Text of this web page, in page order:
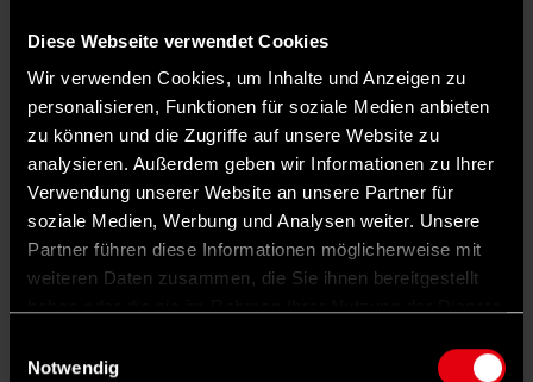
Diese Webseite verwendet Cookies
Wir verwenden Cookies, um Inhalte und Anzeigen zu
personalisieren, Funktionen für soziale Medien anbieten
zu können und die Zugriffe auf unsere Website zu
analysieren. Außerdem geben wir Informationen zu Ihrer
Verwendung unserer Website an unsere Partner für
soziale Medien, Werbung und Analysen weiter. Unsere
Partner führen diese Informationen möglicherweise mit
weiteren Daten zusammen, die Sie ihnen bereitgestellt
Notwendig
diskutiert wurde. Ich denke, so sollte es auch
bei der Erarbeitung des Grundsatzprogramms
sein, wenn ein gutes Ergebnis aus dem
Prozess herauskommen soll, mit dem sich am
Ende alle identifizieren können.
Wie werden Sie sich als